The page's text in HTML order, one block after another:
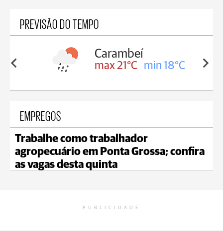
PREVISÃO DO TEMPO
18°C
Carambeí
max 21°C min 18°C
EMPREGOS
Trabalhe como trabalhador
agropecuário em Ponta Grossa; confira
as vagas desta quinta
PUBLICIDADE